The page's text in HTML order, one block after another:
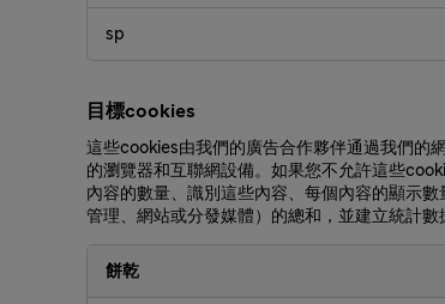
sp
目標cookies
這些cookies由我們的廣告合作夥伴通過我們的
的瀏覽器和互聯網設備。如果您不允許這些
內容的數量、識別這些內容、每個內容的顯示
管理、網站或分發媒體）的總和，並建立統計
餅乾